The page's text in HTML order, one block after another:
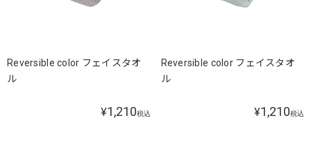
Reversible color フェイスタオ
ル
¥1,210税込
Reversible color フェイスタオ
ル
¥1,210税込